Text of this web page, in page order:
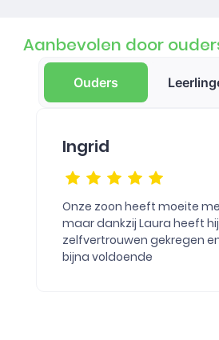
Aanbevolen door
Ouders
Ingrid
Onze zoon heeft moeite
maar dankzij Laura heeft
zelfvertrouwen gekregen
bijna voldoende